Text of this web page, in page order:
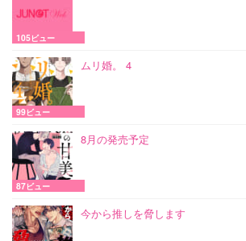
105ビュー
ムリ婚。 4
99ビュー
8月の発売予定
87ビュー
今から推しを脅します